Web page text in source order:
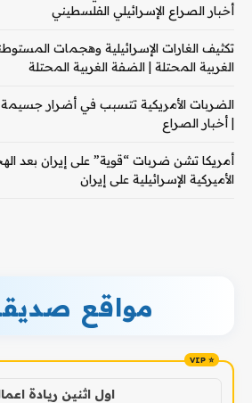
أخبار الصراع الإسرائيلي الفلسطيني
تكثيف الغارات الإسرائيلية وهجمات
الغربية المحتلة | الضفة الغربية المحتلة
الضربات الأمريكية تتسبب في أضرار جسيمة
| أخبار الصراع
أمريكا تشن ضربات “قوية” على إيران بعد
الأميركية الإسرائيلية على إيران
مواقع
اول اثنين ريادة